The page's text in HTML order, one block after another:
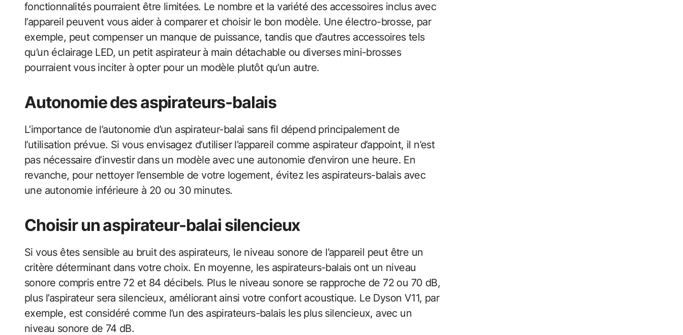
fonctionnalités pourraient être limitées. Le nombre et la variété des accessoires inclus avec
l’appareil peuvent vous aider à comparer et choisir le bon modèle. Une électro-brosse, par
exemple, peut compenser un manque de puissance, tandis que d’autres accessoires tels
qu’un éclairage LED, un petit aspirateur à main détachable ou diverses mini-brosses
pourraient vous inciter à opter pour un modèle plutôt qu’un autre.
Autonomie des aspirateurs-balais
L’importance de l’autonomie d’un aspirateur-balai sans fil dépend principalement de
l’utilisation prévue. Si vous envisagez d’utiliser l’appareil comme aspirateur d’appoint, il n’est
pas nécessaire d’investir dans un modèle avec une autonomie d’environ une heure. En
revanche, pour nettoyer l’ensemble de votre logement, évitez les aspirateurs-balais avec
une autonomie inférieure à 20 ou 30 minutes.
Choisir un aspirateur-balai silencieux
Si vous êtes sensible au bruit des aspirateurs, le niveau sonore de l’appareil peut être un
critère déterminant dans votre choix. En moyenne, les aspirateurs-balais ont un niveau
sonore compris entre 72 et 84 décibels. Plus le niveau sonore se rapproche de 72 ou 70 dB,
plus l’aspirateur sera silencieux, améliorant ainsi votre confort acoustique. Le Dyson V11, par
exemple, est considéré comme l’un des aspirateurs-balais les plus silencieux, avec un
niveau sonore de 74 dB.